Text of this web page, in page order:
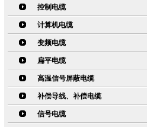
控制电缆
计算机电缆
变频电缆
扁平电缆
高温信号屏蔽电缆
补偿导线、补偿电缆
信号电缆